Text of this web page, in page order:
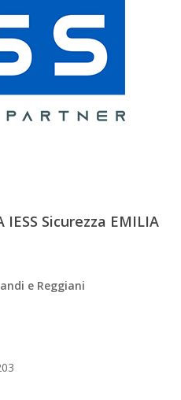
IESS Sicurezza EMILIA
e Reggiani